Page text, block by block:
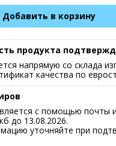
Добавить в корзину
продукта
напрямую со склада
качества по
с помощью почты и
до 13.08.2026.
уточняйте при